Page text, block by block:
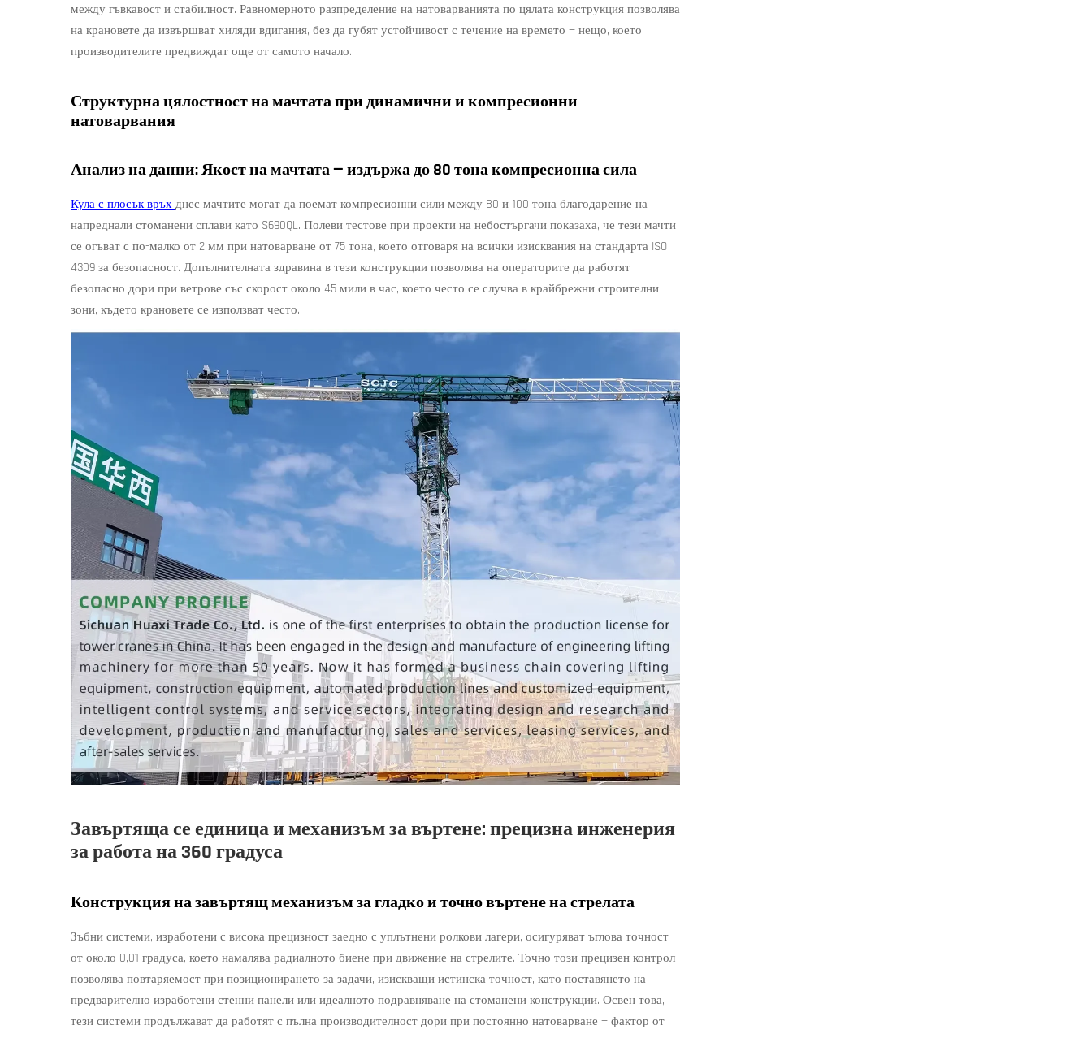
между гъвкавост и стабилност. Равномерното разпределение на натоварванията по цялата конструкция позволява
на крановете да извършват хиляди вдигания, без да губят устойчивост с течение на времето — нещо, което
производителите предвиждат още от самото начало.
Структурна цялостност на мачтата при динамични и компресионни
натоварвания
Анализ на данни: Якост на мачтата — издържа до 80 тона компресионна сила
Кула с плосък връх днес мачтите могат да поемат компресионни сили между 80 и 100 тона благодарение на
напреднали стоманени сплави като S690QL. Полеви тестове при проекти на небостъргачи показаха, че тези мачти
се огъват с по-малко от 2 мм при натоварване от 75 тона, което отговаря на всички изисквания на стандарта ISO
4309 за безопасност. Допълнителната здравина в тези конструкции позволява на операторите да работят
безопасно дори при ветрове със скорост около 45 мили в час, което често се случва в крайбрежни строителни
зони, където крановете се използват често.
Завъртяща се единица и механизъм за въртене: прецизна инженерия
за работа на 360 градуса
Конструкция на завъртящ механизъм за гладко и точно въртене на стрелата
Зъбни системи, изработени с висока прецизност заедно с уплътнени ролкови лагери, осигуряват ъглова точност
от около 0,01 градуса, което намалява радиалното биене при движение на стрелите. Точно този прецизен контрол
позволява повтаряемост при позиционирането за задачи, изискващи истинска точност, като поставянето на
предварително изработени стенни панели или идеалното подравняване на стоманени конструкции. Освен това,
тези системи продължават да работят с пълна производителност дори при постоянно натоварване — фактор от